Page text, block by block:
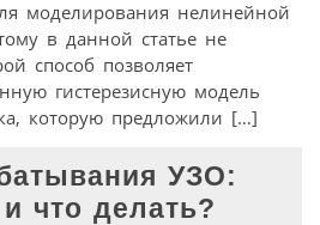
моделирования нелинейной
в данной статье не
способ позволяет
гистерезисную модель
которую предложили […]
УЗО:
что делать?